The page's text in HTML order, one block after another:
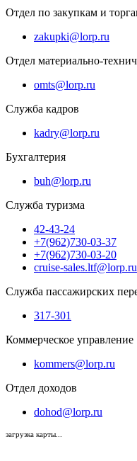
Отдел по закупкам и
zakupki@lorp.ru
Отдел материально-
omts@lorp.ru
Служба кадров
kadry@lorp.ru
Бухгалтерия
buh@lorp.ru
Служба туризма
42-43-24
+7(962)730-03-37
+7(962)730-03-20
cruise-sales.ltf@lorp.ru
Служба пассажирских
317-301
Коммерческое управление
kommers@lorp.ru
Отдел доходов
dohod@lorp.ru
загрузка карты...